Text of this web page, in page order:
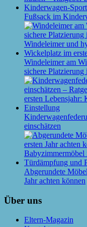
Fußsack im
Windeleimer am
sichere
einschätzen
Abgerundete
Jahr achten können
Über uns
Eltern-Magazin